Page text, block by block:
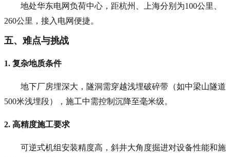
地处华东电网负荷中心，距杭州、上海分别为100公里、
260公里，接入电网便捷。
五、难点与挑战
1. 复杂地质条件
地下厂房埋深大，隧洞需穿越浅埋破碎带（如中梁山隧道
500米浅埋段），施工中需控制沉降至毫米级。
2. 高精度施工要求
可逆式机组安装精度高，斜井大角度掘进对设备性能和施